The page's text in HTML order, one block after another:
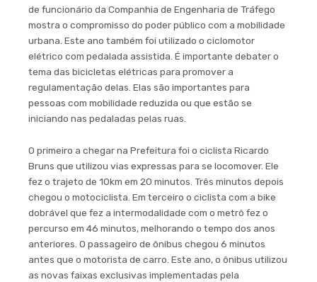
de funcionário da Companhia de Engenharia de Tráfego
mostra o compromisso do poder público com a mobilidade
urbana. Este ano também foi utilizado o ciclomotor
elétrico com pedalada assistida. É importante debater o
tema das bicicletas elétricas para promover a
regulamentação delas. Elas são importantes para
pessoas com mobilidade reduzida ou que estão se
iniciando nas pedaladas pelas ruas.
O primeiro a chegar na Prefeitura foi o ciclista Ricardo
Bruns que utilizou vias expressas para se locomover. Ele
fez o trajeto de 10km em 20 minutos. Três minutos depois
chegou o motociclista. Em terceiro o ciclista com a bike
dobrável que fez a intermodalidade com o metrô fez o
percurso em 46 minutos, melhorando o tempo dos anos
anteriores. O passageiro de ônibus chegou 6 minutos
antes que o motorista de carro. Este ano, o ônibus utilizou
as novas faixas exclusivas implementadas pela